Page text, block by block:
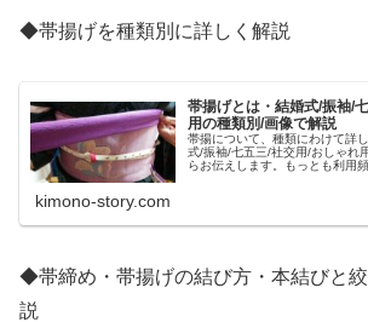
◆帯揚げを種類別に詳しく解説
帯揚げとは・結婚式/振袖/
用の種類別/画像で解説
帯揚について、種類にわけて詳
式/振袖/七五三/社交用/おしゃれ
らお伝えします。もっとも利用
kimono-story.com
◆帯締め・帯揚げの結び方・本結びと
説